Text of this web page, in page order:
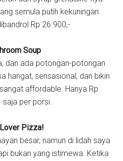
semula putih kekuningan.
Rp 26.900,-
Soup
dan ada potongan-potongan
hangat, sensasional, dan bikin
affordable. Hanya Rp
saja per porsi.
Pizza!
besar, namun di lidah saya
bukan yang istimewa. Ketika